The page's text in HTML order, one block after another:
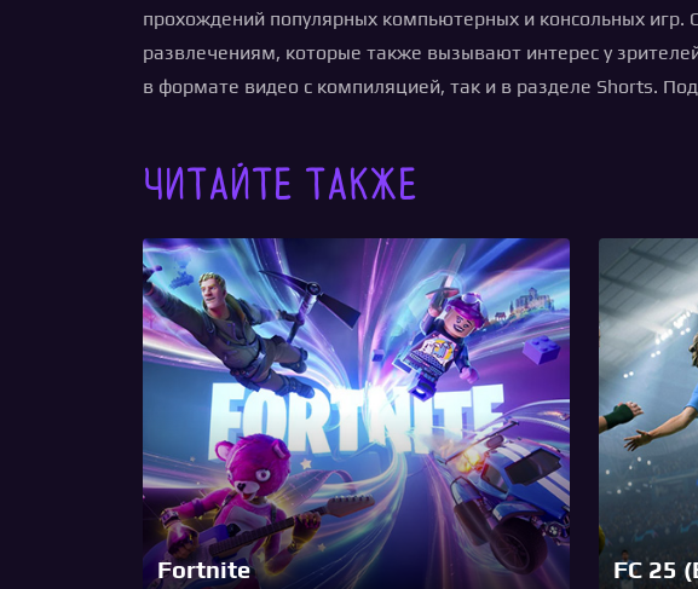
прохождений популярных компьютерных и консольных
развлечениям, которые также вызывают интерес у
в формате видео с компиляцией, так и в разделе Shorts.
Читайте также
Fortnite FC 25